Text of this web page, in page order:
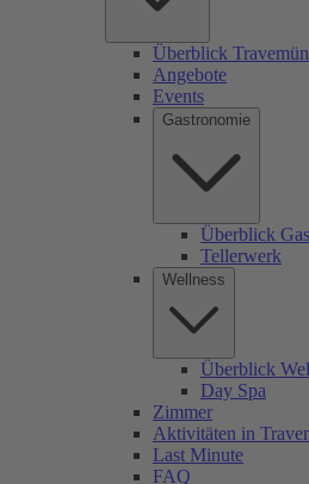
Überblick
Angebote
Events
Gastronomie
Überblick
Tellerwerk
Wellness
Überblick
Day Spa
Zimmer
Aktivitäten in
Last Minute
FAQ